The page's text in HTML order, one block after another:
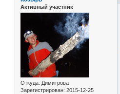
Активный участник
Откуда: Димитрова
Зарегистрирован: 2015-12-25